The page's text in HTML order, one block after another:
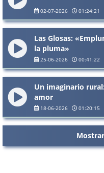
02-07-2026 01:24:21
Las Glosas:
la pluma»
25-06-2026 00:41:22
Un imaginario
amor
18-06-2026 01:20:15